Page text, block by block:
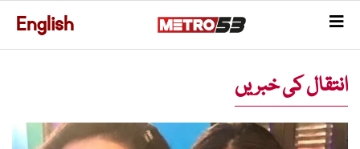
English
انتقال کی خبریں